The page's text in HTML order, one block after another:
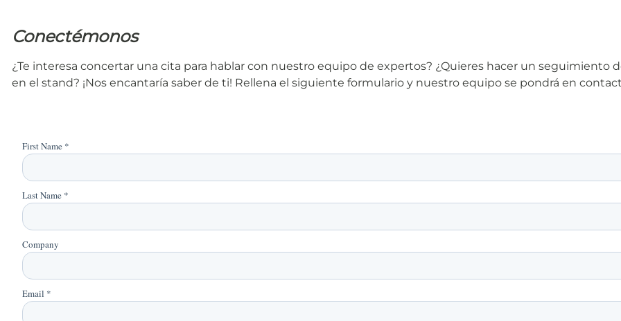
Conectémonos
¿Te interesa concertar una cita para hablar con nuestro equipo de expertos? ¿Quieres hacer un seguimiento
en el stand? ¡Nos encantaría saber de ti! Rellena el siguiente formulario y nuestro equipo se pondrá en